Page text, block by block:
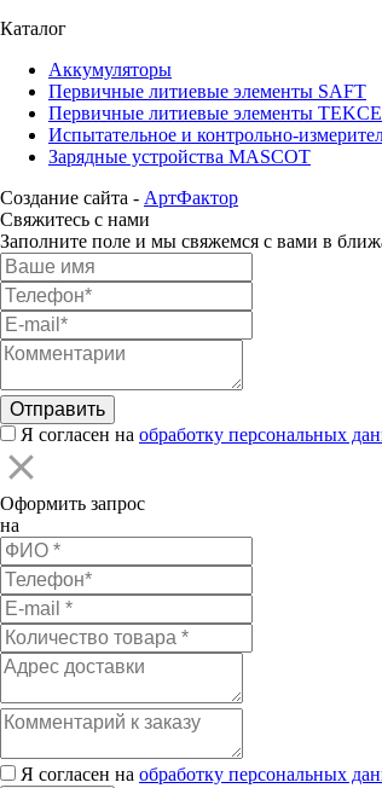
Каталог
Аккумуляторы
Первичные литиевые элементы SAFT
Первичные литиевые элементы
Испытательное и контрольно-
Зарядные устройства MASCOT
Создание сайта - АртФактор
Свяжитесь с нами
Заполните поле и мы свяжемся с вами в
Я согласен на обработку персональных
Оформить запрос
на
Я согласен на обработку персональных